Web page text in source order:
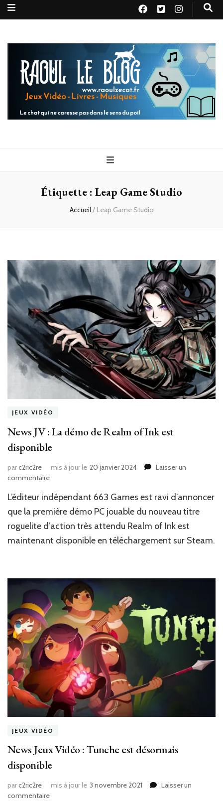
Raoul le
blog
Étiquette : Leap Game Studio
Accueil/ Leap Game Studio
JEUX VIDÉO
News JV : La démo de Realm of Ink est
disponible
parc2ric2re mis à jour le 20 janvier 2024
Laisser un
commentairesur
JV
:
démo
de
disponible
L’éditeur indépendant 663 Games est ravi d’annoncer
que la première démo PC jouable du nouveau titre
roguelite d’action très attendu Realm of Ink est
maintenant disponible en téléchargement sur Steam.
JEUX VIDÉO
News Jeux Vidéo : Tunche est désormais
disponible
parc2ric2re mis à jour le 3 novembre 2021
Laisser un
commentairesur